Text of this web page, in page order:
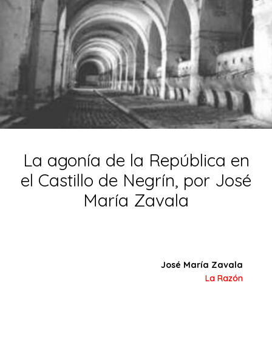
La agonía de la República en
el Castillo de Negrín, por José
María Zavala
José María Zavala
La Razón